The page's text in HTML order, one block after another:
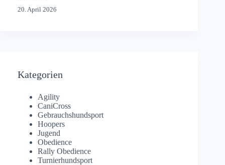
20. April 2026
Kategorien
Agility
CaniCross
Gebrauchshundsport
Hoopers
Jugend
Obedience
Rally Obedience
Turnierhundsport